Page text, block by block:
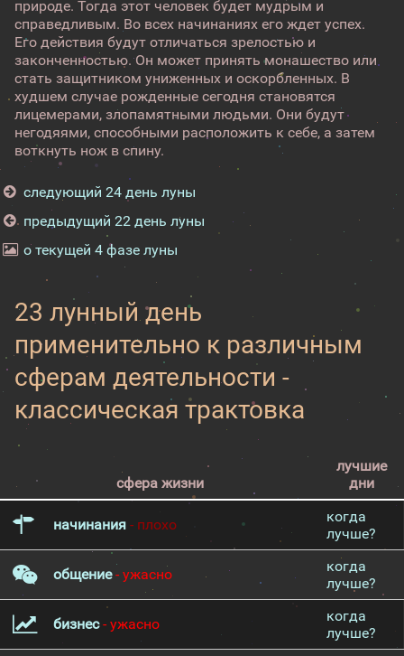
природе. Тогда этот человек будет мудрым и
справедливым. Во всех начинаниях его ждет успех.
Его действия будут отличаться зрелостью и
законченностью. Он может принять монашество или
стать защитником униженных и оскорбленных. В
худшем случае рожденные сегодня становятся
лицемерами, злопамятными людьми. Они будут
негодяями, способными расположить к себе, а затем
воткнуть нож в спину.
следующий 24 день луны
предыдущий 22 день луны
о текущей 4 фазе луны
23 лунный день
применительно к различным
сферам деятельности -
классическая трактовка
сфера жизни
лучшие
дни
начинания - плохо
когда
лучше?
общение- ужасно
когда
лучше?
бизнес- ужасно
когда
лучше?